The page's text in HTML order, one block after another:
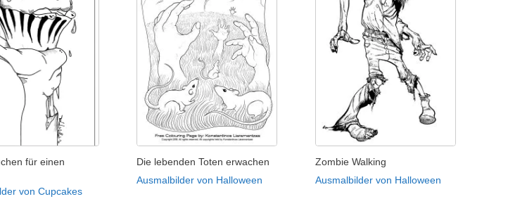
für einen
von Cupcakes
Die lebenden Toten erwachen
Ausmalbilder von Halloween
Zombie Walking
Ausmalbilder von Halloween